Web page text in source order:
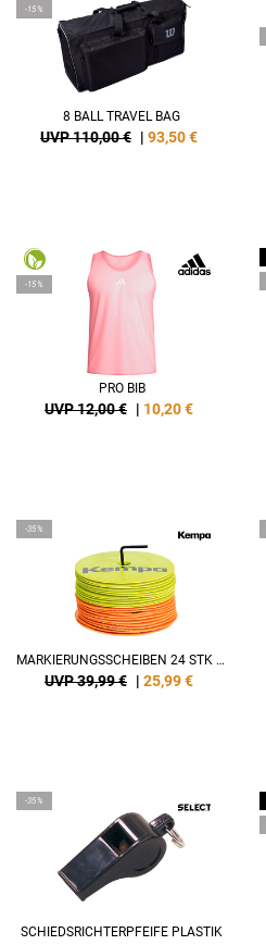
-15%
8 BALL TRAVEL BAG
UVP 110,00 € | 93,50€
-15%
PRO BIB
UVP 12,00 € | 10,20€
-35%
MARKIERUNGSSCHEIBEN 24 STK (12/FARBE)
UVP 39,99 € | 25,99€
-35%
SCHIEDSRICHTERPFEIFE PLASTIK